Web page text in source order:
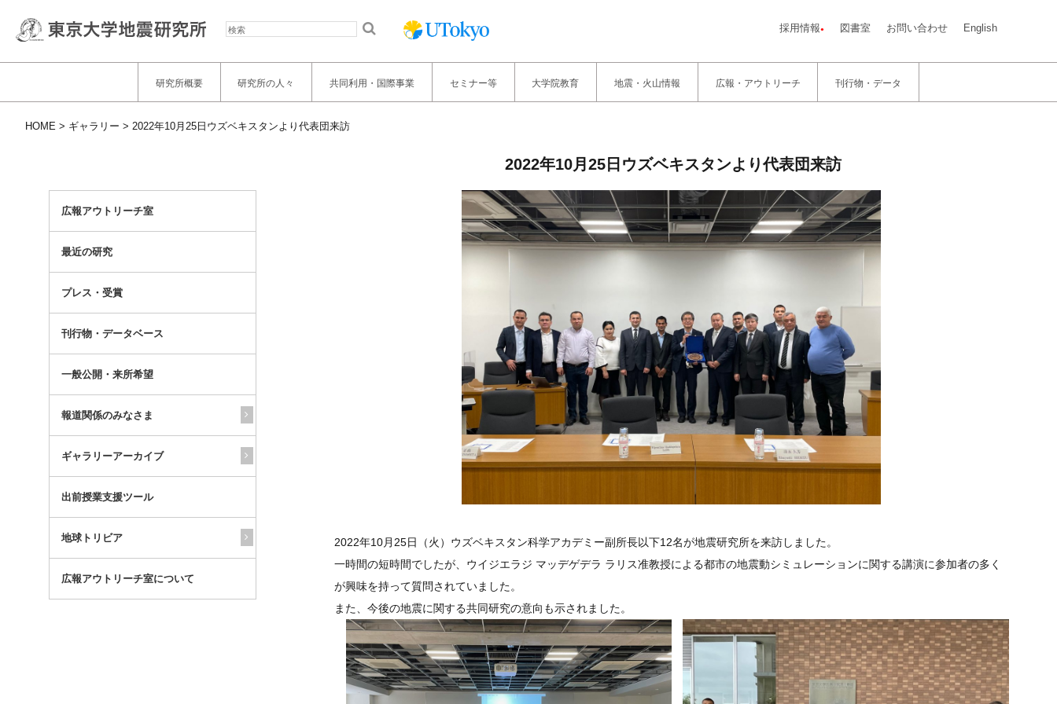
採用情報 図書室 お問い合わせ English
研究所概要 研究所の人々 共同利用・国際事業 セミナー等 大学院教育 地震・火山情報 広報・アウトリーチ 刊行物・データ
HOME ギャラリー 2022年10月25日ウズベキスタンより代表団来訪
広報アウトリーチ室
最近の研究
プレス・受賞
刊行物・データベース
一般公開・来所希望
報道関係のみなさま
ギャラリーアーカイブ
出前授業支援ツール
地球トリビア
広報アウトリーチ室について
2022年10月25日ウズベキスタンより代表団来訪
2022年10月25日（火）ウズベキスタン科学アカデミー副所長以下12名が地震研究所を来訪しました。
一時間の短時間でしたが、ウイジエラジ マッデゲデラ ラリス准教授による都市の地震動シミュレーションに関する講演に参加者の多く
が興味を持って質問されていました。
また、今後の地震に関する共同研究の意向も示されました。